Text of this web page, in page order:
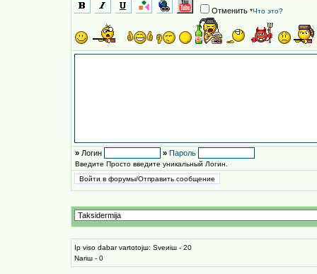
Отменить *Что это?
» Логин » Пароль
Введите Просто введите уникальный Логин.
Iр viso dabar vartotojш: Sveиiш - 20
Nariш - 0